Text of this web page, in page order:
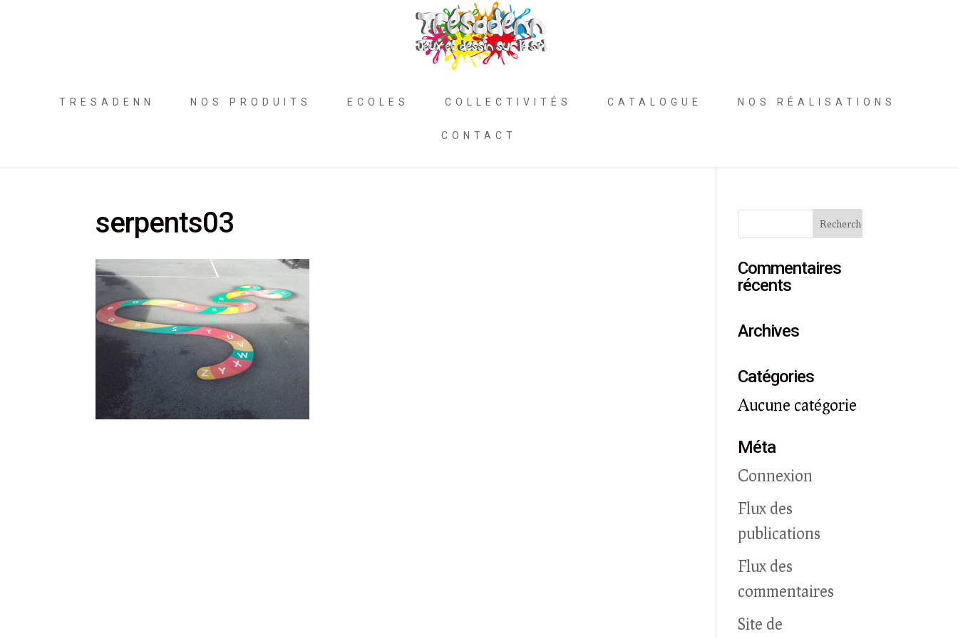
TRESADENN NOS PRODUITS ECOLES COLLECTIVITÉS CATALOGUE NOS RÉALISATIONS
CONTACT
serpents03
Commentaires
récents
Archives
Catégories
Aucune catégorie
Méta
Connexion
Flux des
publications
Flux des
commentaires
Site de